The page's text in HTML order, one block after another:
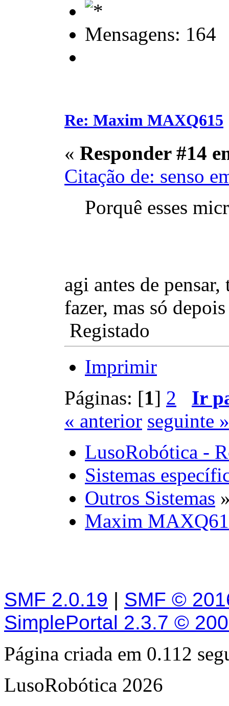
Mensagens: 164
Re: Maxim MAXQ615
« Responder #14
Citação de: senso
Porquê esses
agi antes de
fazer, mas só
Registado
Imprimir
Páginas: [1] 2
Ir
« anterior seguinte »
LusoRobótica -
Sistemas
Outros Sistemas
Maxim
SMF 2.0.19 | SMF ©
SimplePortal 2.3.7 ©
Página criada em 0.112
LusoRobótica 2026